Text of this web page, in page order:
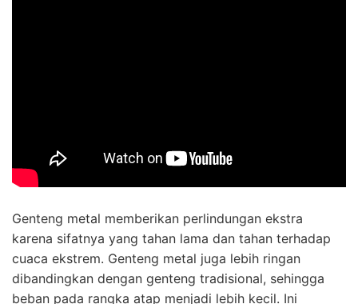
Genteng metal memberikan perlindungan ekstra
karena sifatnya yang tahan lama dan tahan terhadap
cuaca ekstrem. Genteng metal juga lebih ringan
dibandingkan dengan genteng tradisional, sehingga
beban pada rangka atap menjadi lebih kecil. Ini